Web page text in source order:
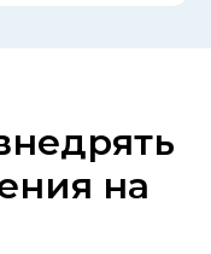
на